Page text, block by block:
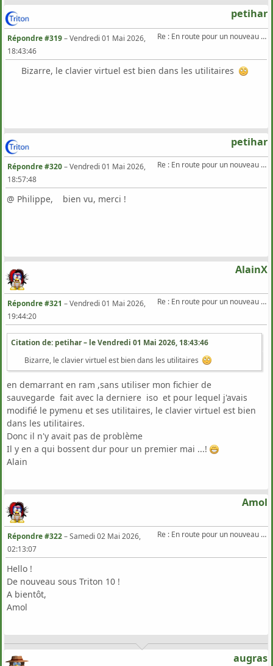
petihar
Re : En route pour un nouveau Triton .
Répondre #319–Vendredi 01 Mai 2026,
18:43:46
Bizarre, le clavier virtuel est bien dans les utilitaires
petihar
Re : En route pour un nouveau Triton .
Répondre #320–Vendredi 01 Mai 2026,
18:57:48
@ Philippe, bien vu, merci !
AlainX
Re : En route pour un nouveau Triton .
Répondre #321 –Vendredi 01 Mai 2026,
19:44:20
Citation de: petihar – leVendredi 01 Mai 2026, 18:43:46
Bizarre, le clavier virtuel est bien dans les utilitaires
en demarrant en ram ,sans utiliser mon fichier de
sauvegarde fait avec la derniere iso et pour lequel j'avais
modifié le pymenu et ses utilitaires, le clavier virtuel est bien
dans les utilitaires.
Donc il n'y avait pas de problème
Il y en a qui bossent dur pour un premier mai ...!
Alain
Amol
Re : En route pour un nouveau Triton .
Répondre #322–Samedi 02 Mai 2026,
02:13:07
Hello !
De nouveau sous Triton 10 !
A bientôt,
Amol
augras